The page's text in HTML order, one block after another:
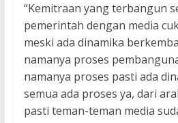
“Kemitraan yang terbangun
pemerintah dengan media
meski ada dinamika
namanya proses
namanya proses pasti ada
semua ada proses ya, dari
pasti teman-teman media